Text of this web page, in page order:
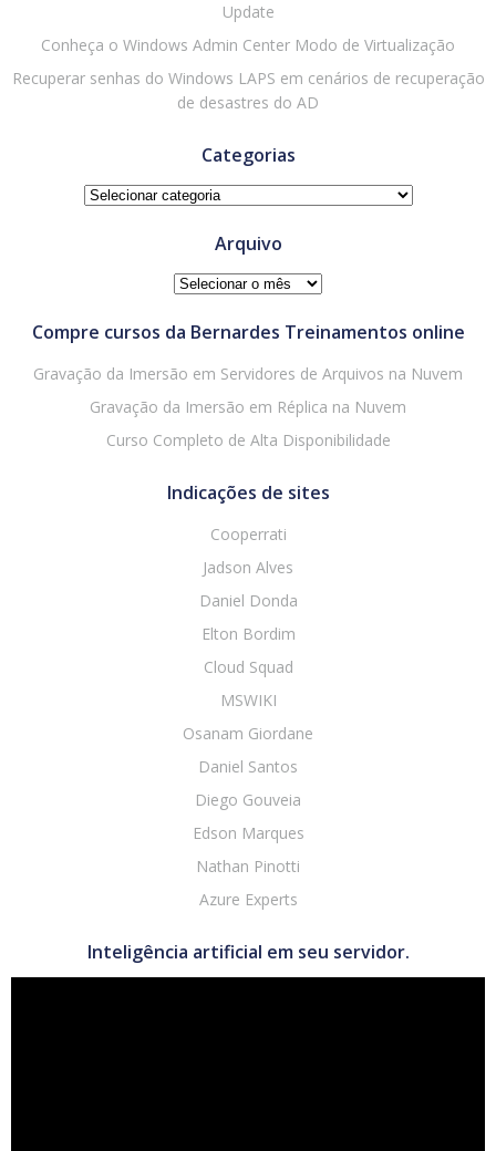
Update
Conheça o Windows Admin Center Modo de Virtualização
Recuperar senhas do Windows LAPS em cenários de recuperação
de desastres do AD
Categorias
Categorias
Arquivo
Arquivo
Compre cursos da Bernardes Treinamentos online
Gravação da Imersão em Servidores de Arquivos na Nuvem
Gravação da Imersão em Réplica na Nuvem
Curso Completo de Alta Disponibilidade
Indicações de sites
Cooperrati
Jadson Alves
Daniel Donda
Elton Bordim
Cloud Squad
MSWIKI
Osanam Giordane
Daniel Santos
Diego Gouveia
Edson Marques
Nathan Pinotti
Azure Experts
Inteligência artificial em seu servidor.